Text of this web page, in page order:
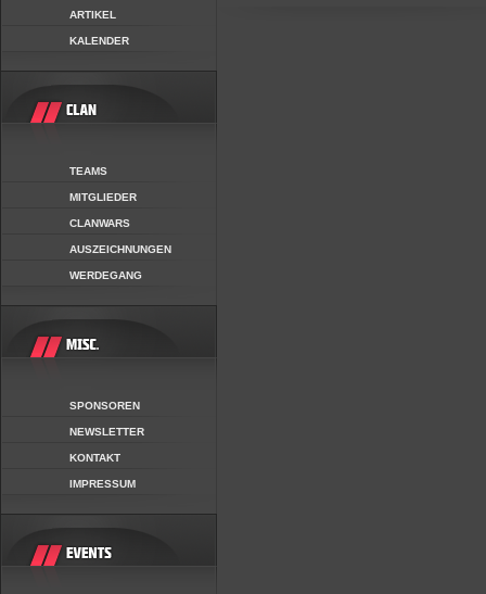
ARTIKEL
KALENDER
TEAMS
MITGLIEDER
CLANWARS
AUSZEICHNUNGEN
WERDEGANG
SPONSOREN
NEWSLETTER
KONTAKT
IMPRESSUM